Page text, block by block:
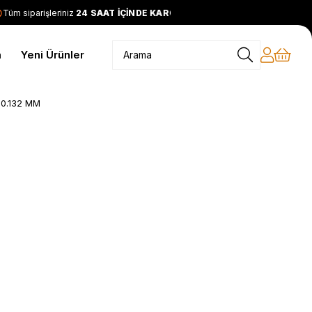
siparişleriniz24 SAAT İÇİNDE KARGODA
Yeni Ürünler
MM